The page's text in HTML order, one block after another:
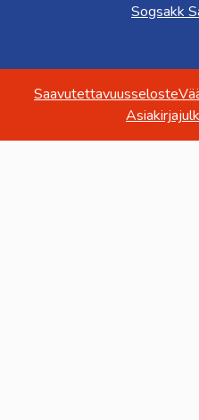
Sogsakk
Saavutettavuusseloste